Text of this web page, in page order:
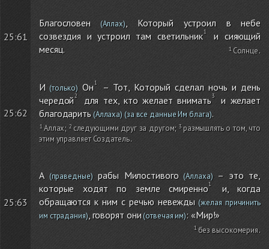
25:61
Благословен(Аллах), Который устроил в небе
созвездия и устроил там светильник
и сияющий
месяц.
Солнце.
25:62
И(только)Он
– Тот, Который сделал ночь и день
чередой
для тех, кто желает внимать
и желает
благодарить(Аллаха)(за все данные Им блага).
Аллах; следующими друг за другом;
размышлять о том, что
этим управляет Создатель.
25:63
А(праведные)рабы Милостивого(Аллаха)– это те,
которые ходят по земле смиренно
и, когда
обращаются к ним с речью невежды (желая причинить
им страдания), говорят они(отвечая им): «Мир!»
без высокомерия.